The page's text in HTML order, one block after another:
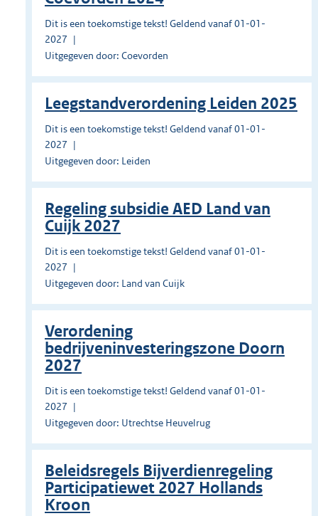
Dit is een toekomstige tekst! Geldend vanaf 01-01-
2027
Uitgegeven door: Coevorden
Leegstandverordening Leiden 2025
Dit is een toekomstige tekst! Geldend vanaf 01-01-
2027
Uitgegeven door: Leiden
Regeling subsidie AED Land van
Cuijk 2027
Dit is een toekomstige tekst! Geldend vanaf 01-01-
2027
Uitgegeven door: Land van Cuijk
Verordening
bedrijveninvesteringszone Doorn
2027
Dit is een toekomstige tekst! Geldend vanaf 01-01-
2027
Uitgegeven door: Utrechtse Heuvelrug
Beleidsregels Bijverdienregeling
Participatiewet 2027 Hollands
Kroon